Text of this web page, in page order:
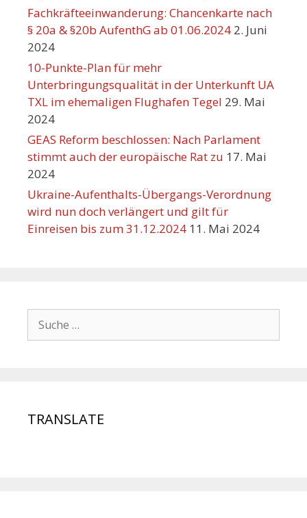
Fachkräfteeinwanderung: Chancenkarte nach
§ 20a & §20b AufenthG ab 01.06.2024 2. Juni
2024
10-Punkte-Plan für mehr
Unterbringungsqualität in der Unterkunft UA
TXL im ehemaligen Flughafen Tegel 29. Mai
2024
GEAS Reform beschlossen: Nach Parlament
stimmt auch der europäische Rat zu 17. Mai
2024
Ukraine-Aufenthalts-Übergangs-Verordnung
wird nun doch verlängert und gilt für
Einreisen bis zum 31.12.2024 11. Mai 2024
TRANSLATE